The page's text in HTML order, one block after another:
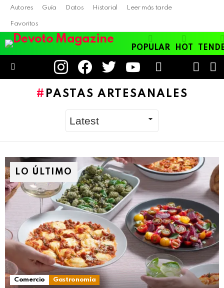
Autores Guía Datos Historial Leer más tarde
Favoritos
POPULAR HOT
instagramfacebooktwitter youtube
SKIN
PASTAS ARTESANALES
LO ÚLTIMO
Comercio Gastronomía